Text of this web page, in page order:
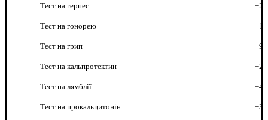
Тест на герпес +2
Тест на гонорею +1
Тест на грип +9
Тест на кальпротектин +2
Тест на лямблії +4
Тест на прокальцитонін +3